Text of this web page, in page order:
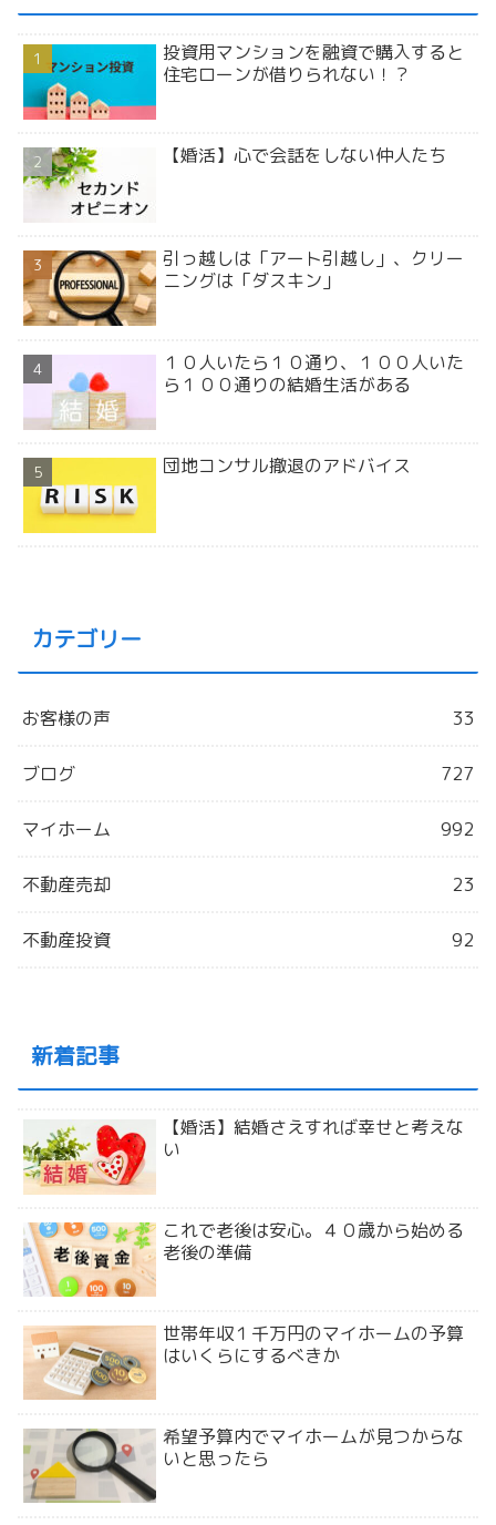
投資用マンションを融資で購入すると
住宅ローンが借りられない！？
【婚活】心で会話をしない仲人たち
引っ越しは「アート引越し」、クリー
ニングは「ダスキン」
１０人いたら１０通り、１００人いた
ら１００通りの結婚生活がある
団地コンサル撤退のアドバイス
カテゴリー
お客様の声 33
ブログ 727
マイホーム 992
不動産売却 23
不動産投資 92
新着記事
【婚活】結婚さえすれば幸せと考えな
い
これで老後は安心。４０歳から始める
老後の準備
世帯年収１千万円のマイホームの予算
はいくらにするべきか
希望予算内でマイホームが見つからな
いと思ったら